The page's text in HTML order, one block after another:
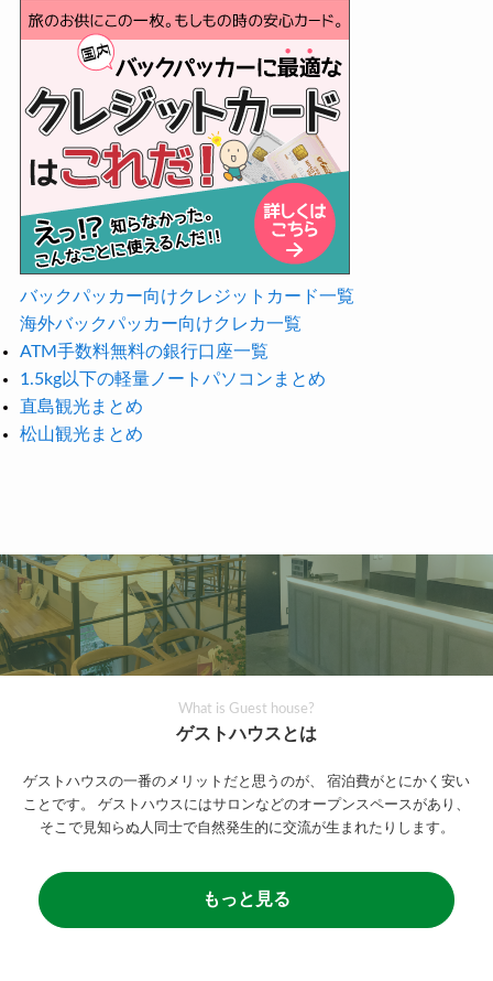
バックパッカー向けクレジットカード一覧
海外バックパッカー向けクレカ一覧
ATM手数料無料の銀行口座一覧
1.5kg以下の軽量ノートパソコンまとめ
直島観光まとめ
松山観光まとめ
What is Guest house?
ゲストハウスとは
ゲストハウスの一番のメリットだと思うのが、
宿泊費がとにかく安い
ことです。
ゲストハウスにはサロンなどのオープンスペースがあり、
そこで見知らぬ人同士で自然発生的に交流が生まれたりします。
もっと見る